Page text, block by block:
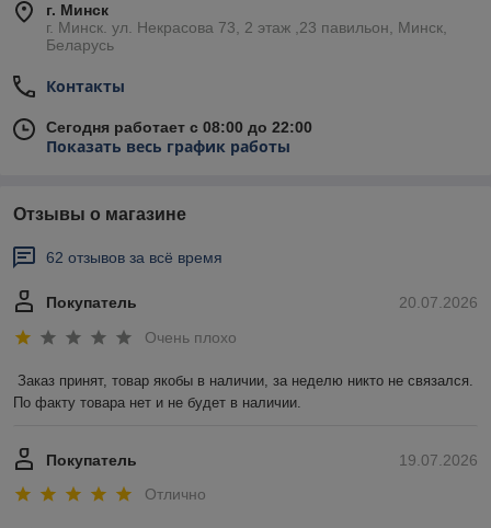
г. Минск
г. Минск. ул. Некрасова 73, 2 этаж ,23 павильон, Минск,
Беларусь
Контакты
Сегодня работает с 08:00 до 22:00
Показать весь график работы
Отзывы о магазине
62 отзывов за всё время
20.07.2026
Покупатель
Очень плохо
Заказ принят, товар якобы в наличии, за неделю никто не связался.
По факту товара нет и не будет в наличии.
19.07.2026
Покупатель
Отлично